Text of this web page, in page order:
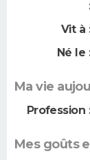
:
Vit à :
Né le :
Ma vie
Profession :
Mes goûts